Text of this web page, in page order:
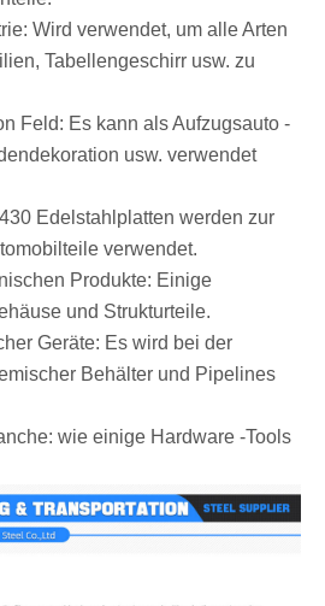
Wird verwendet, um alle Arten
Tabellengeschirr usw. zu
Feld: Es kann als Aufzugsauto -
usw. verwendet
Edelstahlplatten werden zur
verwendet.
Produkte: Einige
und Strukturteile.
Geräte: Es wird bei der
Behälter und Pipelines
wie einige Hardware -Tools